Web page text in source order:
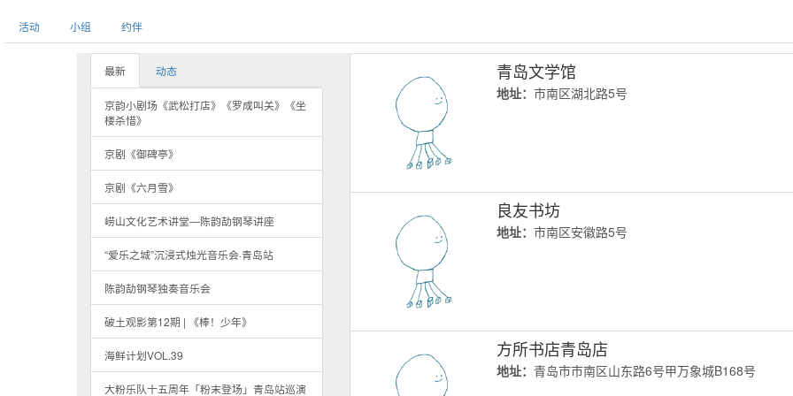
活动 小组 约伴
最新 动态
京韵小剧场《武松打店》《罗成叫关》《坐
楼杀惜》
京剧《御碑亭》
京剧《六月雪》
崂山文化艺术讲堂—陈韵劼钢琴讲座
“爱乐之城”沉浸式烛光音乐会·青岛站
陈韵劼钢琴独奏音乐会
破土观影第12期 | 《棒！少年》
海鲜计划VOL.39
大粉乐队十五周年「粉末登场」青岛站巡演
青岛文学馆
地址：市南区湖北路5号
良友书坊
地址：市南区安徽路5号
方所书店青岛店
地址：青岛市市南区山东路6号甲万象城B168号